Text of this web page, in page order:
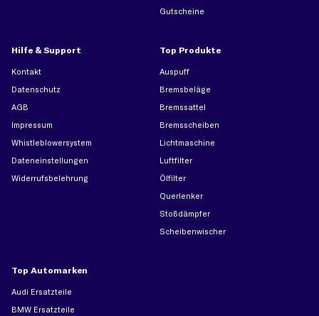
Gutscheine
Hilfe & Support
Kontakt
Datenschutz
AGB
Impressum
Whistleblowersystem
Dateneinstellungen
Widerrufsbelehrung
Top Produkte
Auspuff
Bremsbeläge
Bremssattel
Bremsscheiben
Lichtmaschine
Luftfilter
Ölfilter
Querlenker
Stoßdämpfer
Scheibenwischer
Top Automarken
Audi Ersatzteile
BMW Ersatzteile